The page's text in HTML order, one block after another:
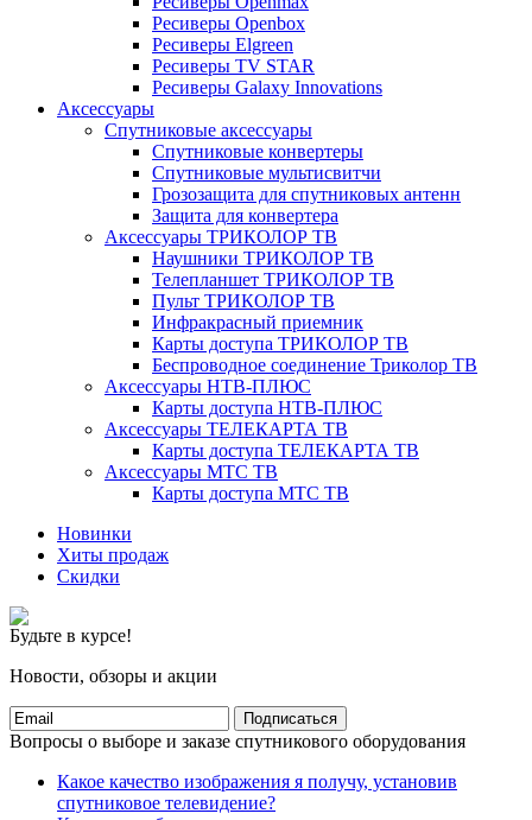
Ресиверы Openbox
Ресиверы Elgreen
Ресиверы TV STAR
Ресиверы Galaxy Innovations
Аксессуары
Спутниковые аксессуары
Спутниковые конвертеры
Спутниковые мультисвитчи
Грозозащита для спутниковых антенн
Защита для конвертера
Аксессуары ТРИКОЛОР ТВ
Наушники ТРИКОЛОР ТВ
Телепланшет ТРИКОЛОР ТВ
Пульт ТРИКОЛОР ТВ
Инфракрасный приемник
Карты доступа ТРИКОЛОР ТВ
Беспроводное соединение Триколор ТВ
Аксессуары НТВ-ПЛЮС
Карты доступа НТВ-ПЛЮС
Аксессуары ТЕЛЕКАРТА ТВ
Карты доступа ТЕЛЕКАРТА ТВ
Аксессуары МТС ТВ
Карты доступа МТС ТВ
Новинки
Хиты продаж
Скидки
Будьте в курсе!
Новости, обзоры и акции
Подписаться
Вопросы о выборе и заказе спутникового оборудования
Какое качество изображения я получу, установив
спутниковое телевидение?